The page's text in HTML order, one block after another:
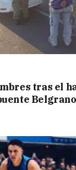
tras el
Belgrano